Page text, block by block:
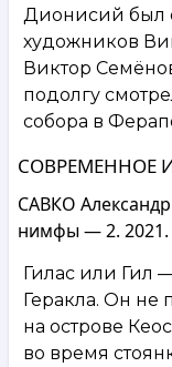
Дионисий был
художников
Виктор
подолгу
собора в
СОВРЕМЕННОЕ
САВКО
нимфы — 2. 2021.
Гилас или Гил
Геракла. Он не
на острове
во время